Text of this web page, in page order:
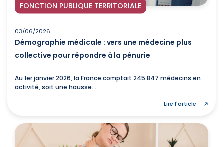
FONCTION PUBLIQUE TERRITORIALE
03/06/2026
Démographie médicale : vers une médecine plus
collective pour répondre à la pénurie
Au 1er janvier 2026, la France comptait 245 847 médecins en
activité, soit une hausse...
Lire l'article